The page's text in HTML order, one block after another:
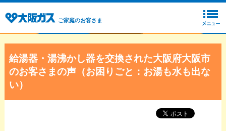
ご家庭のお客さま
給湯器・湯沸かし器を交換された大阪府大阪市
のお客さまの声（お困りごと：お湯も水も出な
い）